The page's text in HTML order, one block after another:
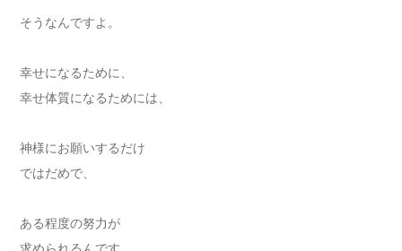
そうなんですよ。
幸せになるために、
幸せ体質になるためには、
神様にお願いするだけ
ではだめで、
ある程度の努力が